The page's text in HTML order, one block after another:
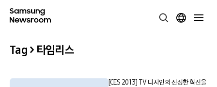
Tag > 타임리스
[CES 2013] TV 디자인의 진정한 혁신을